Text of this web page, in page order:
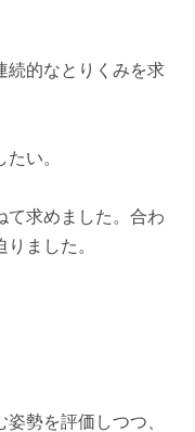
的なとりくみを求
い。
て求めました。合わ
ました。
勢を評価しつつ、